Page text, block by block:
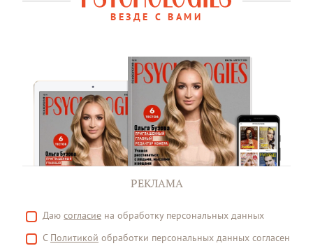
ВЕЗДЕ С ВАМИ
РЕКЛАМА
Даю согласие на обработку персональных данных
С Политикой обработки персональных данных согласен